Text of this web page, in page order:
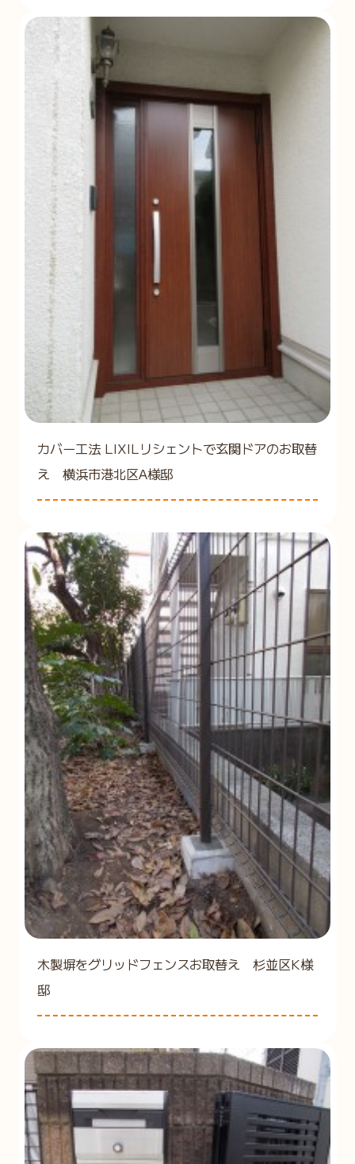
カバー工法 LIXILリシェントで玄関ドアのお取替
え 横浜市港北区A様邸
木製塀をグリッドフェンスお取替え 杉並区K様
邸